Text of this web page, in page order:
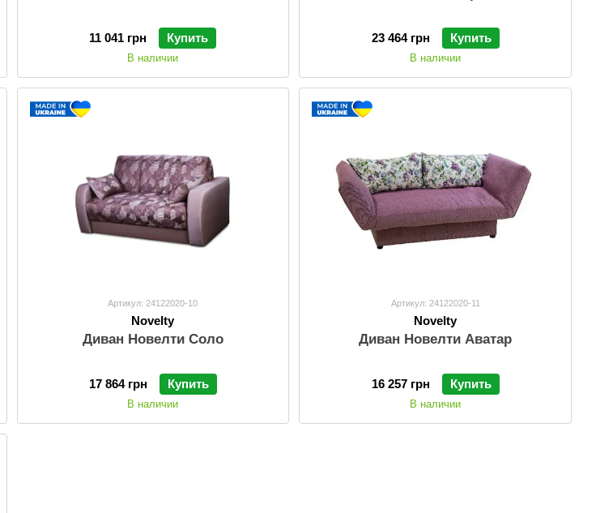
11 041 грн Купить
В наличии
23 464 грн Купить
В наличии
Артикул: 24122020-10
Novelty
Диван Новелти Соло
17 864 грн Купить
В наличии
Артикул: 24122020-11
Novelty
Диван Новелти Аватар
16 257 грн Купить
В наличии